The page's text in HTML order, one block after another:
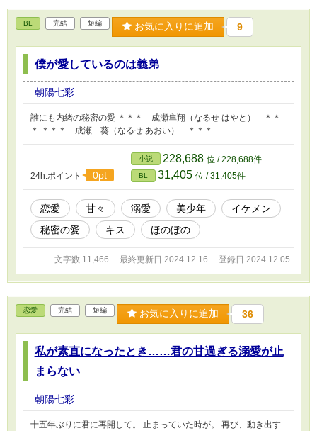
BL 完結 短編 お気に入りに追加 9
僕が愛しているのは義弟
朝陽七彩
誰にも内緒の秘密の愛 ＊＊＊ 成瀬隼翔（なるせ はやと） ＊＊
＊ ＊＊＊ 成瀬 葵（なるせ あおい） ＊＊＊
24h.ポイント 0pt
小説 228,688 位 / 228,688件
BL 31,405 位 / 31,405件
恋愛 甘々 溺愛 美少年
イケメン
秘密の愛
キス ほのぼの
文字数 11,466 最終更新日 2024.12.16 登録日 2024.12.05
恋愛 完結 短編 お気に入りに追加 36
私が素直になったとき……君の甘過ぎる溺愛が止
まらない
朝陽七彩
十五年ぶりに君に再開して。 止まっていた時が。 再び、動き出す